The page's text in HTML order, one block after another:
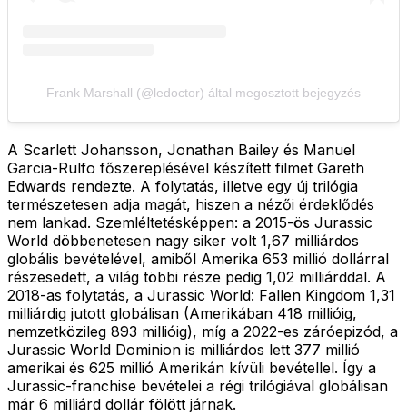
Frank Marshall (@ledoctor) által megosztott bejegyzés
A Scarlett Johansson, Jonathan Bailey és Manuel
Garcia-Rulfo főszereplésével készített filmet Gareth
Edwards rendezte. A folytatás, illetve egy új trilógia
természetesen adja magát, hiszen a nézői érdeklődés
nem lankad. Szemléltetésképpen: a 2015-ös Jurassic
World döbbenetesen nagy siker volt 1,67 milliárdos
globális bevételével, amiből Amerika 653 millió dollárral
részesedett, a világ többi része pedig 1,02 milliárddal. A
2018-as folytatás, a Jurassic World: Fallen Kingdom 1,31
milliárdig jutott globálisan (Amerikában 418 millióig,
nemzetközileg 893 millióig), míg a 2022-es záróepizód, a
Jurassic World Dominion is milliárdos lett 377 millió
amerikai és 625 millió Amerikán kívüli bevétellel. Így a
Jurassic-franchise bevételei a régi trilógiával globálisan
már 6 milliárd dollár fölött járnak.